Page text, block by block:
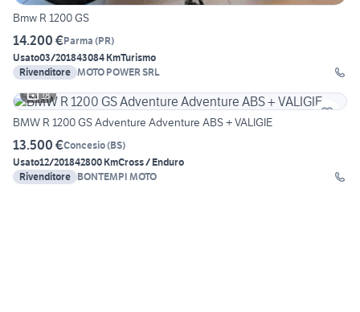
Bmw R 1200 GS
14.200 €Parma (PR)
Usato03/201843084 KmTurismo
Rivenditore MOTO POWER SRL
18
BMW R 1200 GS Adventure Adventure ABS + VALIGIE
13.500 €Concesio(BS)
Usato12/201842800 KmCross / Enduro
Rivenditore BONTEMPI MOTO